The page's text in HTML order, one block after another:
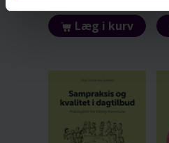
Læg i kurv